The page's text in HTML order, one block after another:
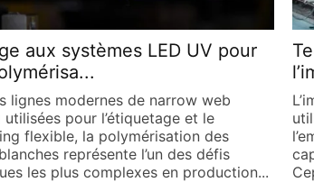
LED UV dans
flexograph...
flexographique est largement
les secteurs de l’étiquetage et de
grâce à sa flexibilité et à sa
de production à grande vitesse.
avec l’augmentation continue...